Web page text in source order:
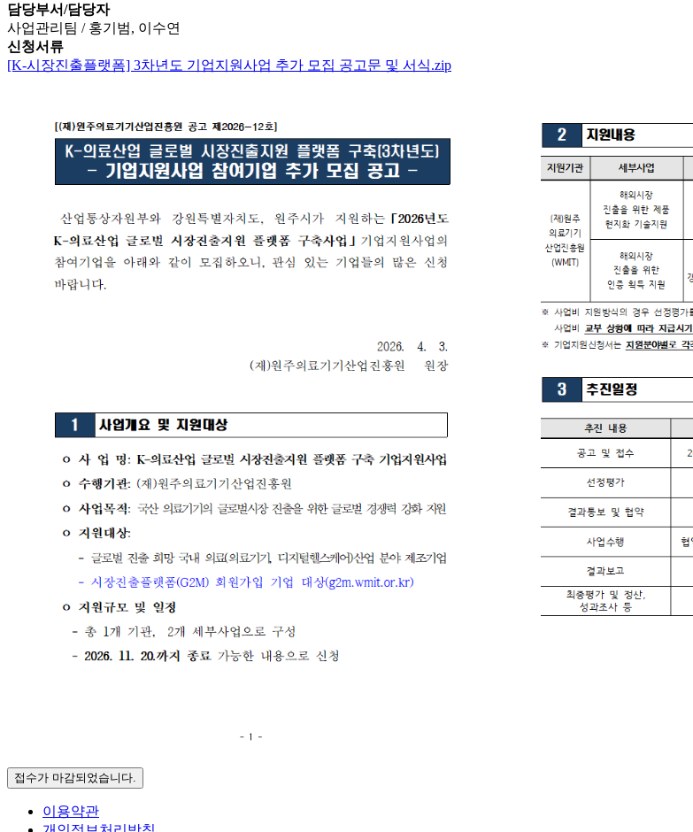
담당부서/담당자
사업관리팀 / 홍기범, 이수연
신청서류
[K-시장진출플랫폼] 3차년도 기업지원사업 추가 모집 공고문 및 서식.zip
접수가 마감되었습니다.
이용약관